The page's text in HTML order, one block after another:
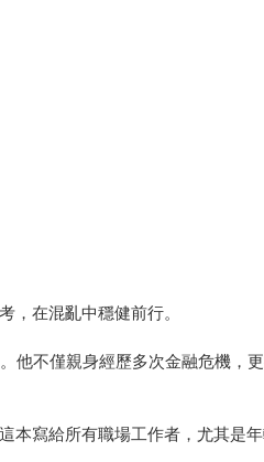
，在混亂中穩健前行。
他不僅親身經歷多次金融危機，
寫給所有職場工作者，尤其是年